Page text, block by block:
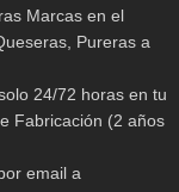
Marcas en el
Pureras a
24/72 horas en tu
Fabricación (2 años
email a